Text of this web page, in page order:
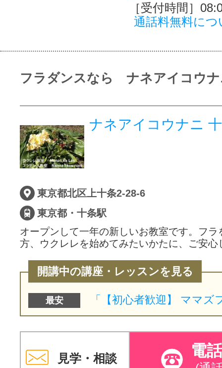
［受付時間］
通話料無料につ
フラダンスなら ナネアイコウ
ナネアイコウナニ
東京都北区上十条2-28-6
東京都・十条駅
オープンして一年の新しいお教室です。フラ
方、ウクレレを始めてみたいかたに、ご安
開講中の講座・レッスンを見る
最安
見学・相談 電